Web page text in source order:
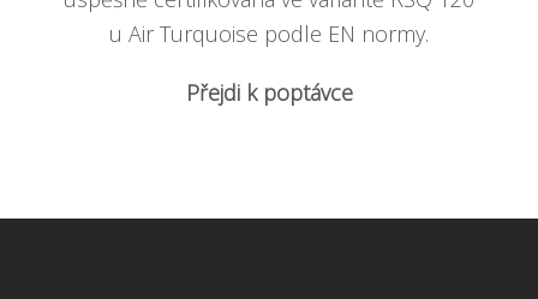
u Air Turquoise podle EN normy.
Přejdi k poptávce